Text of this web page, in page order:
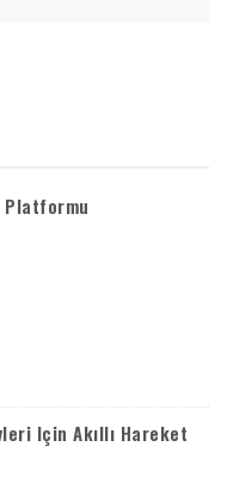
Platformu
Için Akıllı Hareket